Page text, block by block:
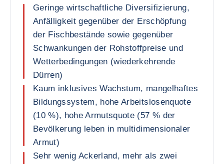
Geringe wirtschaftliche Diversifizierung,
Anfälligkeit gegenüber der Erschöpfung
der Fischbestände sowie gegenüber
Schwankungen der Rohstoffpreise und
Wetterbedingungen (wiederkehrende
Dürren)
Kaum inklusives Wachstum, mangelhaftes
Bildungssystem, hohe Arbeitslosenquote
(10 %), hohe Armutsquote (57 % der
Bevölkerung leben in multidimensionaler
Armut)
Sehr wenig Ackerland, mehr als zwei